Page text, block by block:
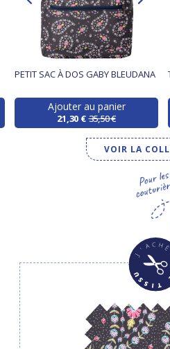
PETIT SAC À DOS GABY BLEUDANA
Ajouter au panier
21,30 € 35,50 €
VOIR LA